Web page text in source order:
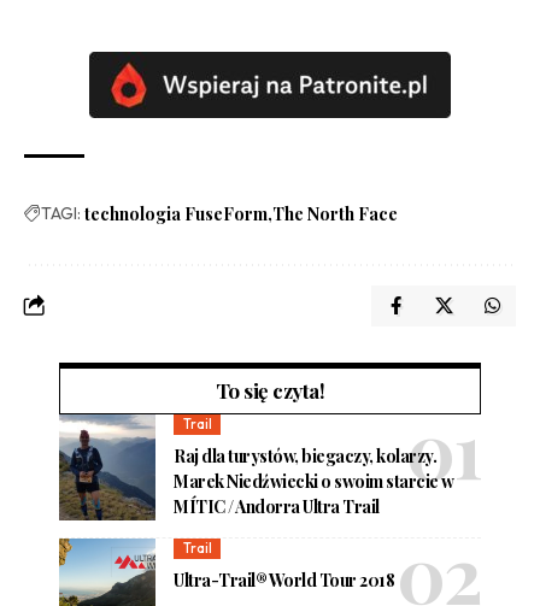
TAGI: technologia FuseForm The North Face
To się czyta!
Trail
Raj dla turystów, biegaczy, kolarzy.
Marek Niedźwiecki o swoim starcie w
MÍTIC / Andorra Ultra Trail
Trail
Ultra-Trail® World Tour 2018